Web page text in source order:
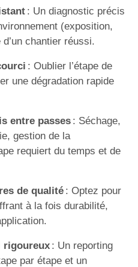
: Un diagnostic précis
(exposition,
chantier réussi.
: Oublier l’étape de
une dégradation rapide
entre passes: Séchage,
gestion de la
requiert du temps et de
de qualité: Optez pour
à la fois durabilité,
rigoureux: Un reporting
par étape et un